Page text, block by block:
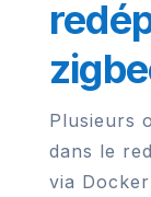
Plusieurs
dans le
via